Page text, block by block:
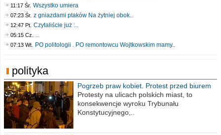
11:17 Śr. Wszystko umiera
07:23 Śr. z gniazdami ptaków Na żytniej obok..
12:47 Pt. Czytaliście już :..
05:15 Cz. ..
07:13 Wt. PO politologii . PO remontowcu Wojtkowskim mamy..
polityka
Pogrzeb praw kobiet. Protest przed biurem
poselskim PiS
Protesty na ulicach polskich miast, to
konsekwencje wyroku Trybunału
Konstytucyjnego,..